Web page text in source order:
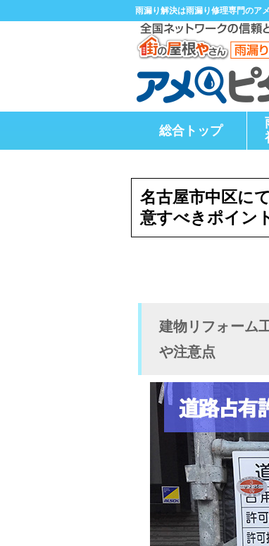
雨漏り解決は雨漏り修理専門のア
総合トップ
名古屋市中区に
意すべきポイン
建物リフォーム
や注意点